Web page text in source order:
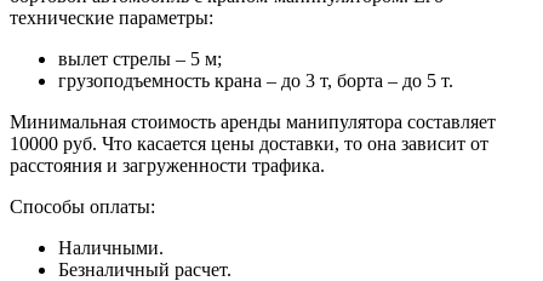
технические параметры:
вылет стрелы – 5 м;
грузоподъемность крана – до 3 т, борта – до 5 т.
Минимальная стоимость аренды манипулятора составляет
10000 руб. Что касается цены доставки, то она зависит от
расстояния и загруженности трафика.
Способы оплаты:
Наличными.
Безналичный расчет.